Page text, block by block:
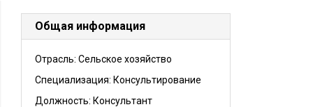
Общая информация
Отрасль: Сельское хозяйство
Специализация: Консультирование
Должность: Консультант